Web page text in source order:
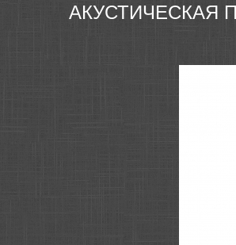
АКУСТИЧЕСКАЯ